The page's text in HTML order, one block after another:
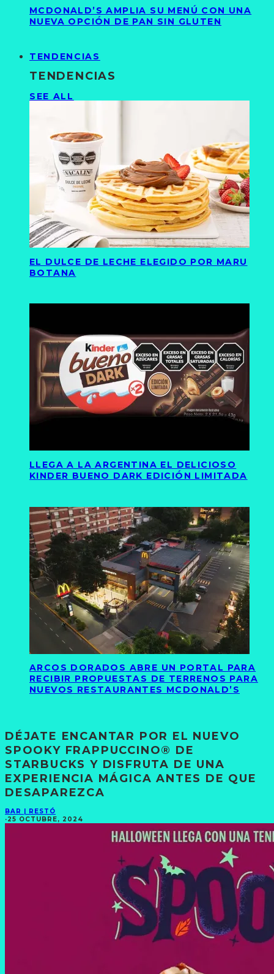
MCDONALD’S AMPLIA SU MENÚ CON UNA
NUEVA OPCIÓN DE PAN SIN GLUTEN
TENDENCIAS
TENDENCIAS
SEE ALL
EL DULCE DE LECHE ELEGIDO POR MARU
BOTANA
LLEGA A LA ARGENTINA EL DELICIOSO
KINDER BUENO DARK EDICIÓN LIMITADA
ARCOS DORADOS ABRE UN PORTAL PARA
RECIBIR PROPUESTAS DE TERRENOS PARA
NUEVOS RESTAURANTES MCDONALD’S
DÉJATE ENCANTAR POR EL NUEVO
SPOOKY FRAPPUCCINO® DE
STARBUCKS Y DISFRUTA DE UNA
EXPERIENCIA MÁGICA ANTES DE QUE
DESAPAREZCA
BAR | RESTÓ
·25 OCTUBRE, 2024